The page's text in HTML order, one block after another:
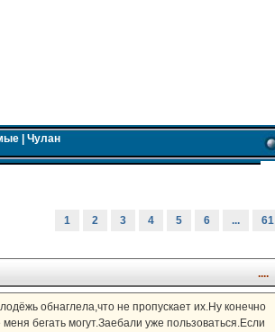
| Чулан
1 2 3 4 5 6 ... 61
....
обнаглела,что не пропускает их.Ну конечно
бегать могут.Заебали уже пользоваться.Если